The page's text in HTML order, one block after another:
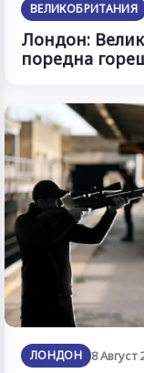
ВЕЛИКОБРИТАНИЯ
Лондон:
поредна
ЛОНДОН 8 Август